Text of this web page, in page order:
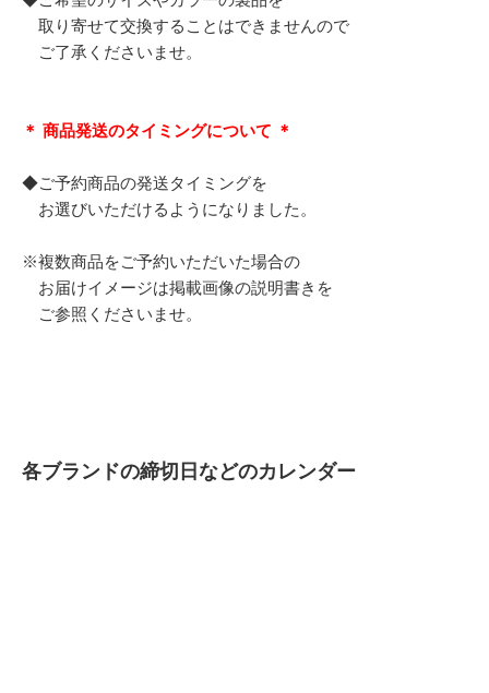
取り寄せて交換することはできませんので
ご了承くださいませ。
＊ 商品発送のタイミングについて ＊
◆ご予約商品の発送タイミングを
お選びいただけるようになりました。
※複数商品をご予約いただいた場合の
お届けイメージは掲載画像の説明書きを
ご参照くださいませ。
各ブランドの締切日などのカレンダー